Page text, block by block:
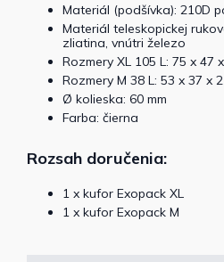
Materiál (podšívka): 210D
Materiál teleskopickej
zliatina, vnútri železo
Rozmery XL 105 L: 75 x 47
Rozmery M 38 L: 53 x 37 x
Ø kolieska: 60 mm
Farba: čierna
Rozsah doručenia:
1 x kufor Exopack XL
1 x kufor Exopack M